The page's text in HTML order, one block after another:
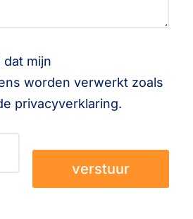
dat mijn
worden verwerkt zoals
privacyverklaring.
verstuur